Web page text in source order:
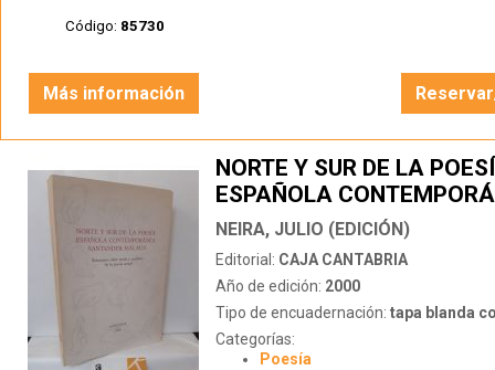
Código: 85730
Más información
NORTE Y SUR DE LA
ESPAÑOLA
SANTANDER - MÁLAGA
NEIRA, JULIO (EDICIÓN)
Editorial: CAJA CANTABRIA
Año de edición: 2000
Tipo de encuadernación: tapa blanda
Categorías:
Poesía